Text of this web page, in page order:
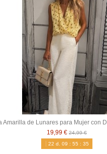
Amarilla de Lunares para Mujer con
19,99 € 24,99 €
22 d. 09 : 55 : 34